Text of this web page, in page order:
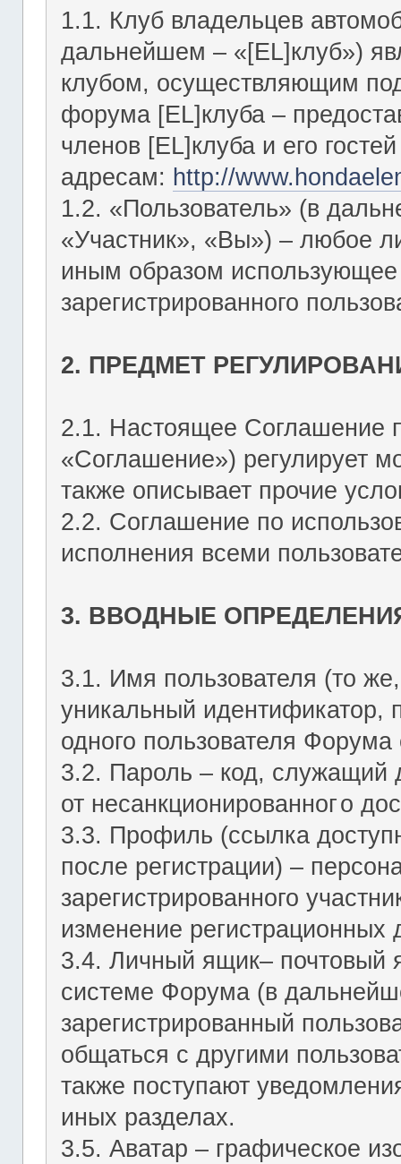
1.1. Клуб владельцев
дальнейшем – «[EL]клуб»)
клубом, осуществляющим
форума [EL]клуба –
членов [EL]клуба и его
адресам: http://
1.2. «Пользователь» (в
«Участник», «Вы») – любое
иным образом использующее
зарегистрированного
2. ПРЕДМЕТ
2.1. Настоящее Соглашение
«Соглашение») регулирует
также описывает прочие
2.2. Соглашение по
исполнения всеми
3. ВВОДНЫЕ
3.1. Имя пользователя (то
уникальный идентификатор,
одного пользователя Форума
3.2. Пароль – код, служащий
от несанкционированного
3.3. Профиль (ссылка
после регистрации) –
зарегистрированного
изменение регистрационных
3.4. Личный ящик– почтовый
системе Форума (в
зарегистрированный
общаться с другими
также поступают
иных разделах.
3.5. Аватар – графическое